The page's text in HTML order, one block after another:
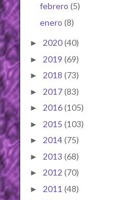
febrero (5)
enero (8)
► 2020(40)
► 2019 (69)
► 2018 (73)
► 2017(83)
► 2016(105)
► 2015 (103)
► 2014(75)
► 2013 (68)
► 2012 (70)
► 2011 (48)